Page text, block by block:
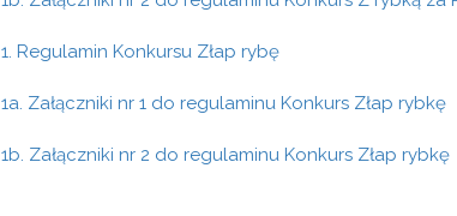
1. Regulamin Konkursu Złap rybę
1a. Załączniki nr 1 do regulaminu Konkurs Złap rybkę
1b. Załączniki nr 2 do regulaminu Konkurs Złap rybkę